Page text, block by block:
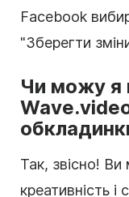
Facebook
"Зберегти
Чи можу я
Так, звісно!
креативність